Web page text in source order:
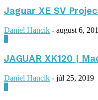
Jaguar XE SV
Daniel Hancik - august 6,
JAGUAR XK120 |
Daniel Hancik - júl 25, 2019